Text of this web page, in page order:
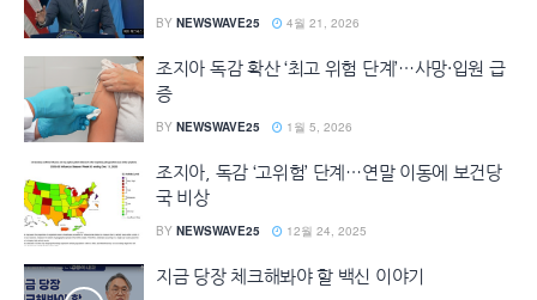
BY NEWSWAVE25 4월 21, 2026
조지아 독감 확산 ‘최고 위험 단계’…사망·입원 급
증
BY NEWSWAVE25 1월 5, 2026
조지아, 독감 ‘고위험’ 단계…연말 이동에 보건당
국 비상
BY NEWSWAVE25 12월 24, 2025
지금 당장 체크해봐야 할 백신 이야기